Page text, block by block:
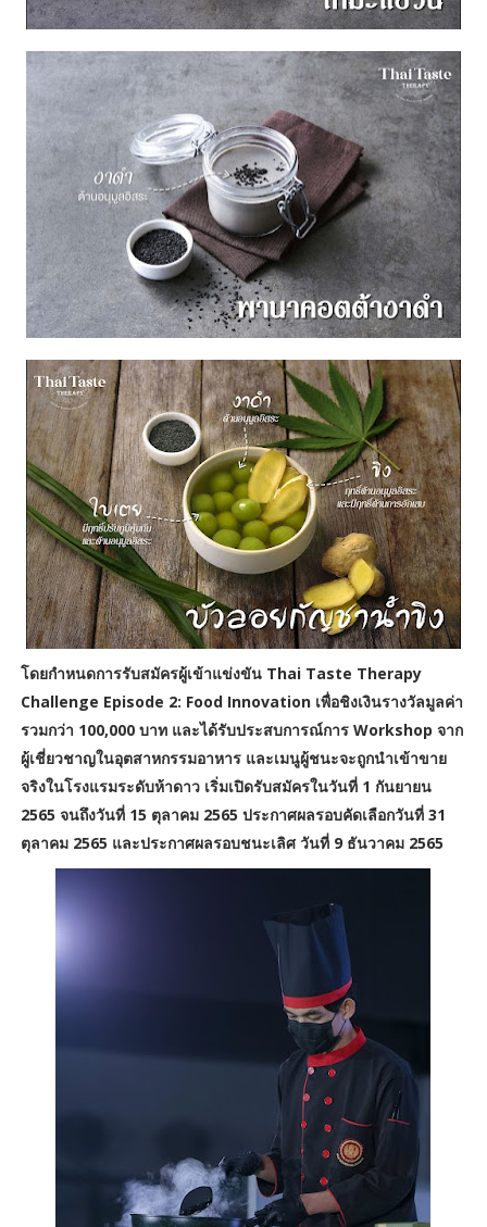
โดยกำหนดการรับสมัครผู้เข้าแข่งขัน Thai Taste Therapy
Challenge Episode 2: Food Innovation เพื่อชิงเงินรางวัลมูลค่า
รวมกว่า 100,000 บาท และได้รับประสบการณ์การ Workshop จาก
ผู้เชี่ยวชาญในอุตสาหกรรมอาหาร และเมนูผู้ชนะจะถูกนำเข้าขาย
จริงในโรงแรมระดับห้าดาว เริ่มเปิดรับสมัครในวันที่ 1 กันยายน
2565 จนถึงวันที่ 15 ตุลาคม 2565 ประกาศผลรอบคัดเลือกวันที่ 31
ตุลาคม 2565 และประกาศผลรอบชนะเลิศ วันที่ 9 ธันวาคม 2565